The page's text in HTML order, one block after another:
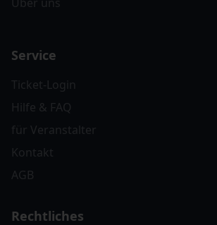
Service
Ticket-Login
Hilfe & FAQ
für Veranstalter
Kontakt
AGB
Rechtliches